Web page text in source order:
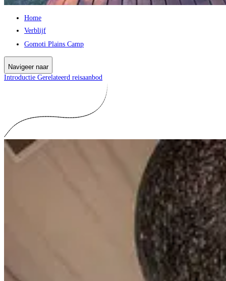
Home
Verblijf
Gomoti Plains Camp
Navigeer naar
Introductie Gerelateerd reisaanbod